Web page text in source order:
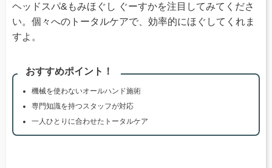
ヘッドスパ&もみほぐし ぐーすかを注目してみてくださ
い。個々へのトータルケアで、効率的にほぐしてくれま
すよ。
おすすめポイント！
機械を使わないオールハンド施術
専門知識を持つスタッフが対応
一人ひとりに合わせたトータルケア